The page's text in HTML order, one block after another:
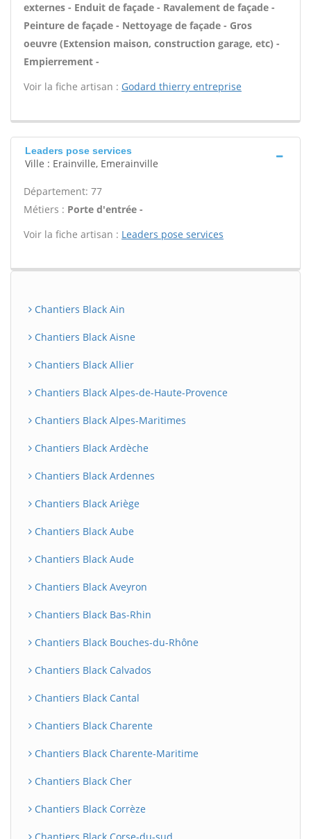
externes - Enduit de façade - Ravalement de façade -
Peinture de façade - Nettoyage de façade - Gros
oeuvre (Extension maison, construction garage, etc) -
Empierrement -
Voir la fiche artisan : Godard thierry entreprise
Leaders pose services
Ville : Erainville, Emerainville
Département: 77
Métiers : Porte d'entrée -
Voir la fiche artisan : Leaders pose services
Chantiers Black Ain
Chantiers Black Aisne
Chantiers Black Allier
Chantiers Black Alpes-de-Haute-Provence
Chantiers Black Alpes-Maritimes
Chantiers Black Ardèche
Chantiers Black Ardennes
Chantiers Black Ariège
Chantiers Black Aube
Chantiers Black Aude
Chantiers Black Aveyron
Chantiers Black Bas-Rhin
Chantiers Black Bouches-du-Rhône
Chantiers Black Calvados
Chantiers Black Cantal
Chantiers Black Charente
Chantiers Black Charente-Maritime
Chantiers Black Cher
Chantiers Black Corrèze